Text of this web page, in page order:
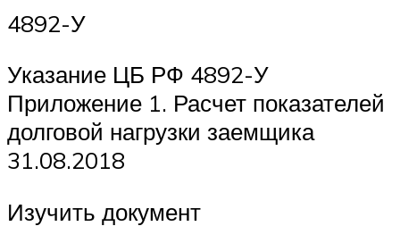
4892-У
Указание ЦБ РФ 4892-У
Приложение 1. Расчет показателей
долговой нагрузки заемщика
31.08.2018
Изучить документ